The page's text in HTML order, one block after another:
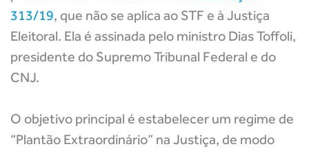
313/19, que não se aplica ao STF e à Justiça
Eleitoral. Ela é assinada pelo ministro Dias Toffoli,
presidente do Supremo Tribunal Federal e do
CNJ.
O objetivo principal é estabelecer um regime de
“Plantão Extraordinário” na Justiça, de modo